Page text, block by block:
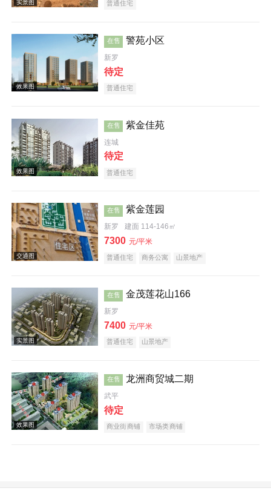
效果图
实景图
普通住宅
在售 警苑小区
新罗
待定
普通住宅
在售 紫金佳苑
连城
待定
普通住宅
在售 紫金莲园
新罗 建面 114-146㎡
7300 元/平米
普通住宅 商务公寓 山景地产
在售 金茂莲花山166
新罗
7400 元/平米
普通住宅 山景地产
在售 龙洲商贸城二期
武平
待定
商业街商铺 市场类商铺